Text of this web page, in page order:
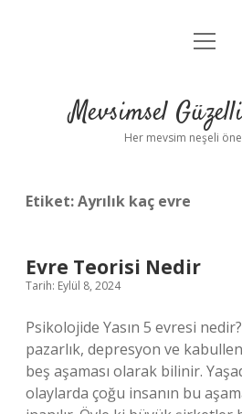
Anasayfa
Yasal Uyarı
menüyü
Mevsimsel
Her mevsim neşeli
Etiket:Ayrılık kaç evre
Evre Teorisi Nedir
Tarih: Eylül 8, 2024
Psikolojide Yasın 5 evresi
pazarlık, depresyon ve
beş aşaması olarak bilinir.
olaylarda çoğu insanın bu